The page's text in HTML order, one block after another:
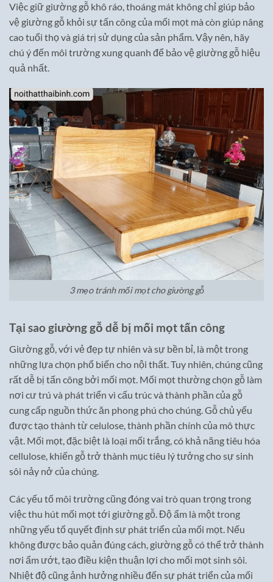
Việc giữ giường gỗ khô ráo, thoáng mát không chỉ giúp bảo
vệ giường gỗ khỏi sự tấn công của mối mọt mà còn giúp nâng
cao tuổi thọ và giá trị sử dụng của sản phẩm. Vậy nên, hãy
chú ý đến môi trường xung quanh để bảo vệ giường gỗ hiệu
quả nhất.
3 mẹo tránh mối mọt cho giường gỗ
Tại sao giường gỗ dễ bị mối mọt tấn công
Giường gỗ, với vẻ đẹp tự nhiên và sự bền bỉ, là một trong
những lựa chọn phổ biến cho nội thất. Tuy nhiên, chúng cũng
rất dễ bị tấn công bởi mối mọt. Mối mọt thường chọn gỗ làm
nơi cư trú và phát triển vì cấu trúc và thành phần của gỗ
cung cấp nguồn thức ăn phong phú cho chúng. Gỗ chủ yếu
được tạo thành từ celulose, thành phần chính của mô thực
vật. Mối mọt, đặc biệt là loại mối trắng, có khả năng tiêu hóa
cellulose, khiến gỗ trở thành mục tiêu lý tưởng cho sự sinh
sôi nảy nở của chúng.
Các yếu tố môi trường cũng đóng vai trò quan trọng trong
việc thu hút mối mọt tới giường gỗ. Độ ẩm là một trong
những yếu tố quyết định sự phát triển của mối mọt. Nếu
không được bảo quản đúng cách, giường gỗ có thể trở thành
nơi ẩm ướt, tạo điều kiện thuận lợi cho mối mọt sinh sôi.
Nhiệt độ cũng ảnh hưởng nhiều đến sự phát triển của mối